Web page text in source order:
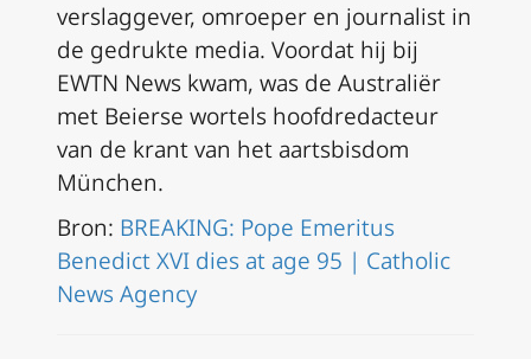
verslaggever, omroeper en journalist in
de gedrukte media. Voordat hij bij
EWTN News kwam, was de Australiër
met Beierse wortels hoofdredacteur
van de krant van het aartsbisdom
München.
Bron: BREAKING: Pope Emeritus
Benedict XVI dies at age 95 | Catholic
News Agency